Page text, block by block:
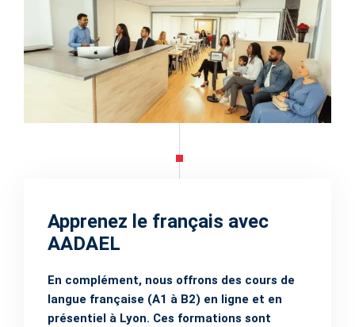
Apprenez le français avec
AADAEL
En complément, nous offrons des cours de
langue française (A1 à B2) en ligne et en
présentiel à Lyon. Ces formations sont